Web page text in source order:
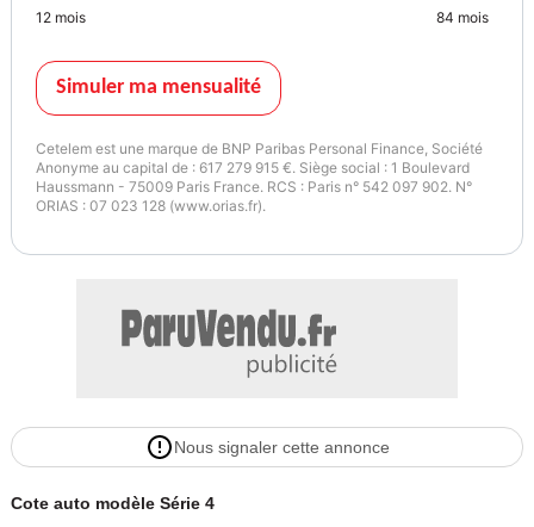
12 mois 84 mois
Simuler ma mensualité
Cetelem est une marque de BNP Paribas Personal Finance, Société
Anonyme au capital de : 617 279 915 €. Siège social : 1 Boulevard
Haussmann - 75009 Paris France. RCS : Paris n° 542 097 902. N°
ORIAS : 07 023 128 (www.orias.fr).
Nous signaler cette annonce
Cote auto modèle Série 4